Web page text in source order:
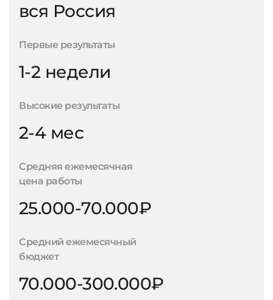
вся Россия
Первые результаты
1-2 недели
Высокие результаты
2-4 мес
Средняя ежемесячная
цена работы
25.000-70.000₽
Средний ежемесячный
бюджет
70.000-300.000₽